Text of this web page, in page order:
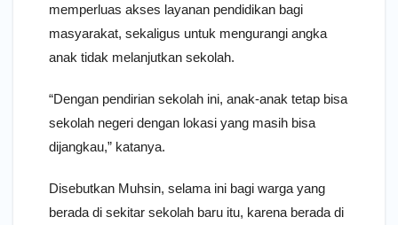
memperluas akses layanan pendidikan bagi
masyarakat, sekaligus untuk mengurangi angka
anak tidak melanjutkan sekolah.
“Dengan pendirian sekolah ini, anak-anak tetap bisa
sekolah negeri dengan lokasi yang masih bisa
dijangkau,” katanya.
Disebutkan Muhsin, selama ini bagi warga yang
berada di sekitar sekolah baru itu, karena berada di